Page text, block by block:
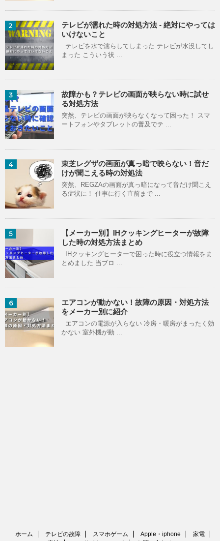
2
テレビが濡れた時の対処方法 - 絶対にやっては
いけないこと
テレビを水で濡らしてしまった テレビが水没してし
まった こういう状 ...
3
故障かも？テレビの画面が映らない時に試せ
る対処方法
突然、テレビの画面が映らなくなって困った！ スマ
ートフォンやタブレットの普及でテ ...
4
東芝レグザの画面が真っ暗で映らない！音だ
けが聞こえる時の対処法
突然、REGZAの画面が真っ暗になって音だけ聞こえ
る症状に！ 仕事に行く直前まで ...
5
【メーカー別】IHクッキングヒーターが故障
した時の対処方法まとめ
IHクッキングヒーターで困った時に役立つ情報をま
とめました 当ブロ ...
6
エアコンが動かない！故障の原因・対処方法
をメーカー別に紹介
エアコンの電源が入らない 冷房・暖房がまったく効
かない 室外機が動 ...
ホーム テレビの故障 スマホゲーム Apple・iphone
家電